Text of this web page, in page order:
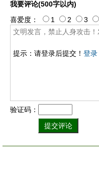
我要评论(500字以内)
提示：请登录后提交！ 登录
喜爱度： 1 2 3
验证码：